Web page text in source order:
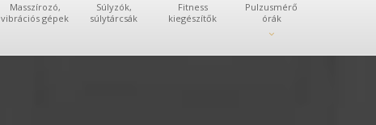
Masszírozó,
vibrációs gépek
Súlyzók,
súlytárcsák
Fitness
kiegészítők
Pulzusmérő
órák